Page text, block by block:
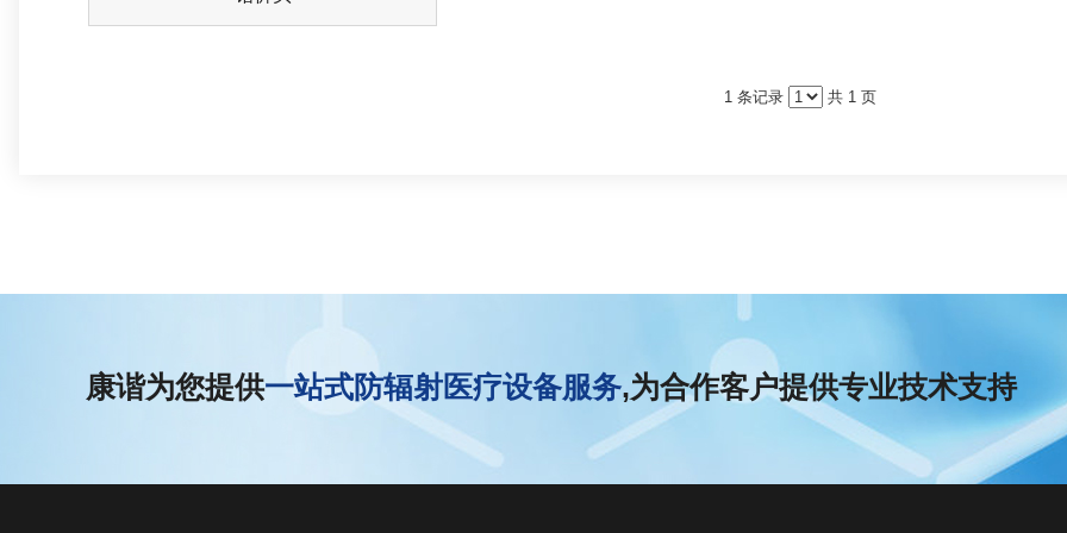
1 条记录 共 1 页
康谐为您提供一站式防辐射医疗设备服务,为合作客户提供专业技术支持